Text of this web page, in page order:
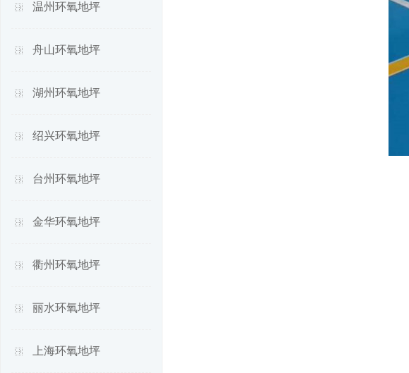
温州环氧地坪
舟山环氧地坪
湖州环氧地坪
绍兴环氧地坪
台州环氧地坪
金华环氧地坪
衢州环氧地坪
丽水环氧地坪
上海环氧地坪